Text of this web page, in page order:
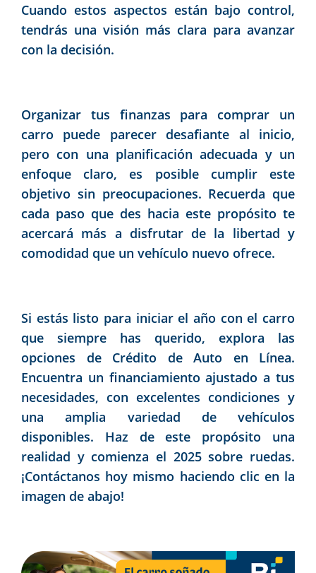
Cuando estos aspectos están bajo control,
tendrás una visión más clara para avanzar
con la decisión.
Organizar tus finanzas para comprar un
carro puede parecer desafiante al inicio,
pero con una planificación adecuada y un
enfoque claro, es posible cumplir este
objetivo sin preocupaciones. Recuerda que
cada paso que des hacia este propósito te
acercará más a disfrutar de la libertad y
comodidad que un vehículo nuevo ofrece.
Si estás listo para iniciar el año con el carro
que siempre has querido, explora las
opciones de Crédito de Auto en Línea.
Encuentra un financiamiento ajustado a tus
necesidades, con excelentes condiciones y
una amplia variedad de vehículos
disponibles. Haz de este propósito una
realidad y comienza el 2025 sobre ruedas.
¡Contáctanos hoy mismo haciendo clic en la
imagen de abajo!